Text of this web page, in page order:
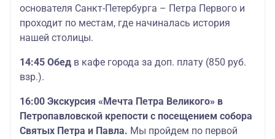
основателя Санкт-Петербурга – Петра Первого и
проходит по местам, где начиналась история
нашей столицы.
14:45 Обед в кафе города за доп. плату (850 руб.
взр.).
16:00 Экскурсия «Мечта Петра Великого» в
Петропавловской крепости с посещением собора
Святых Петра и Павла. Мы пройдем по первой